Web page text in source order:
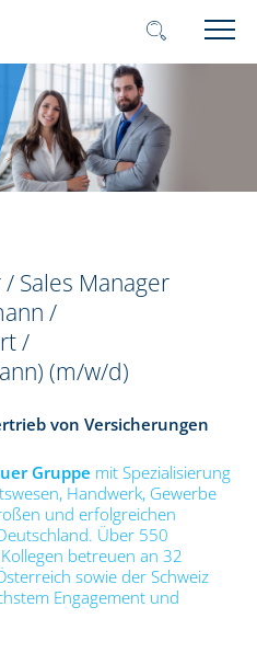
Sales Manager
/
/
(m/w/d)
von Versicherungen
Gruppe mit Spezialisierung
Handwerk, Gewerbe
und erfolgreichen
Über 550
betreuen an 32
sowie der Schweiz
Engagement und